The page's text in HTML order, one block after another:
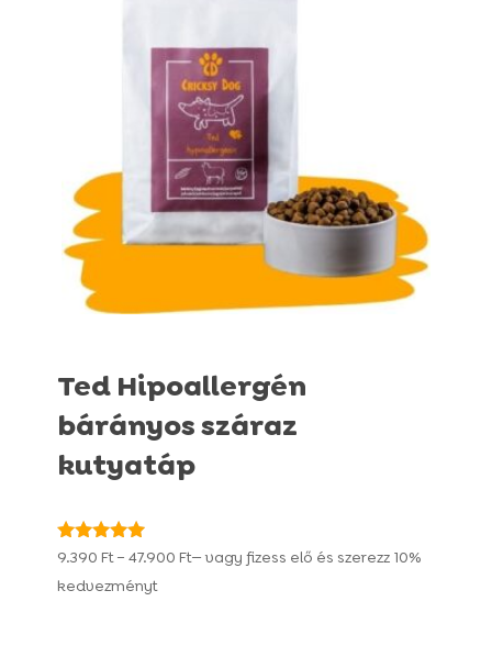
Ted Hipoallergén
bárányos száraz
kutyatáp
Értékelés:
/ 5
9.390 Ft – 47.900 FtÁrtartomány:
— vagy fizess elő és szerezz 10%
kedvezményt